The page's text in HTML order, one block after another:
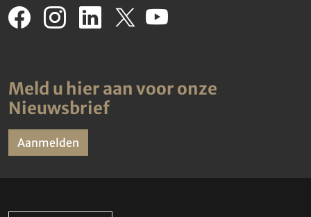
Meld u hier aan voor onze
Nieuwsbrief
Aanmelden